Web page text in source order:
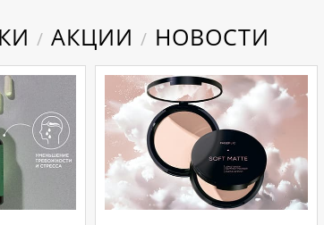
/ АКЦИИ / НОВОСТИ